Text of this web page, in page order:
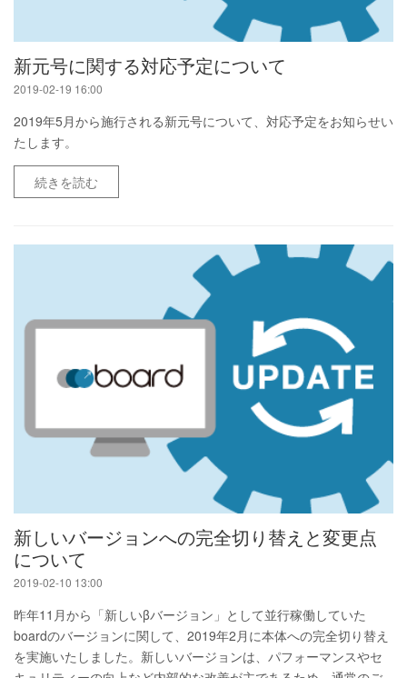
新元号に関する対応予定について
2019-02-19 16:00
2019年5月から施行される新元号について、対応予定をお知らせい
たします。
続きを読む
新しいバージョンへの完全切り替えと変更点
について
2019-02-10 13:00
昨年11月から「新しいβバージョン」として並行稼働していた
boardのバージョンに関して、2019年2月に本体への完全切り替え
を実施いたしました。新しいバージョンは、パフォーマンスやセ